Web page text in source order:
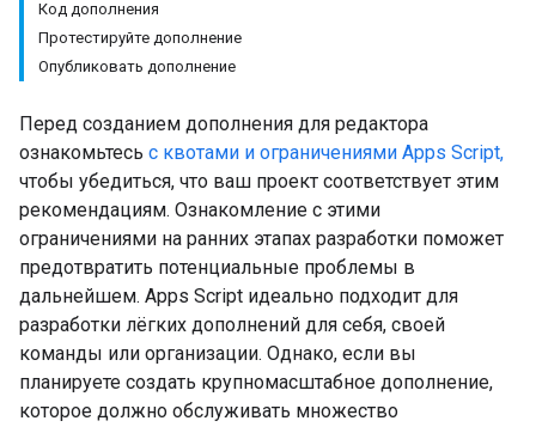
Код дополнения
Протестируйте дополнение
Опубликовать дополнение
Перед созданием дополнения для редактора
ознакомьтесь с квотами и ограничениями Apps Script,
чтобы убедиться, что ваш проект соответствует этим
рекомендациям. Ознакомление с этими
ограничениями на ранних этапах разработки поможет
предотвратить потенциальные проблемы в
дальнейшем. Apps Script идеально подходит для
разработки лёгких дополнений для себя, своей
команды или организации. Однако, если вы
планируете создать крупномасштабное дополнение,
которое должно обслуживать множество